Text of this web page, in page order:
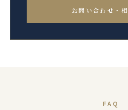
お問い合わせ・
FAQ